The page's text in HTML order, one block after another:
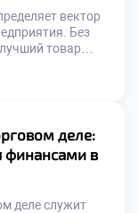
вектор
Без
товар
аудитории. Рост
торговли.
и
выбирает не
деле:
финансами в
деле служит